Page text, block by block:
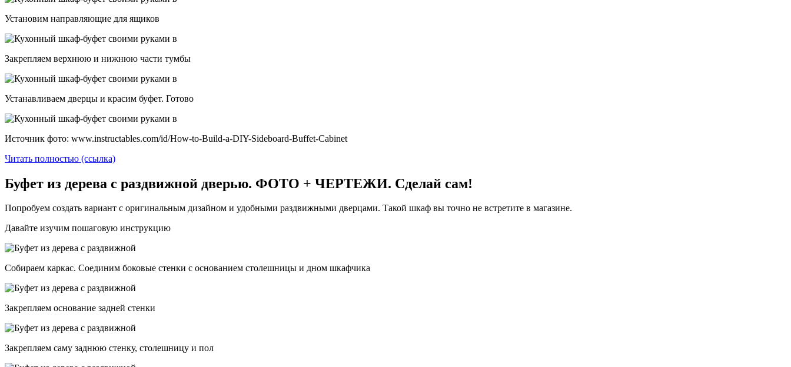
Установим направляющие для ящиков
Закрепляем верхнюю и нижнюю части тумбы
Устанавливаем дверцы и красим буфет. Готово
Источник фото: www.instructables.com/id/How-to-Build-a-DIY-Sideboard-Buffet-Cabinet
Читать полностью (ссылка)
Буфет из дерева с раздвижной дверью. ФОТО + ЧЕРТЕЖИ. Сделай сам!
Попробуем создать вариант с оригинальным дизайном и удобными раздвижными дверцами. Такой шкаф вы точно не встретите в магазине.
Давайте изучим пошаговую инструкцию
Собираем каркас. Соединим боковые стенки с основанием столешницы и дном шкафчика
Закрепляем основание задней стенки
Закрепляем саму заднюю стенку, столешницу и пол